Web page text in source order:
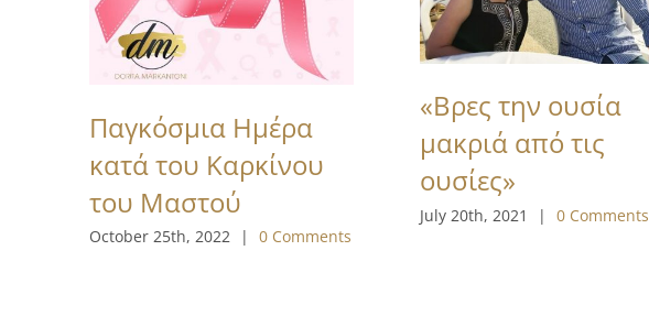
Παγκόσμια Ημέρα
κατά του Καρκίνου
του Μαστού
October 25th, 2022 | 0 Comments
«Βρες την ουσία
μακριά από τις
ουσίες»
July 20th, 2021 | 0 Comments